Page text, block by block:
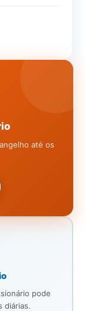
até os
pode
diárias.